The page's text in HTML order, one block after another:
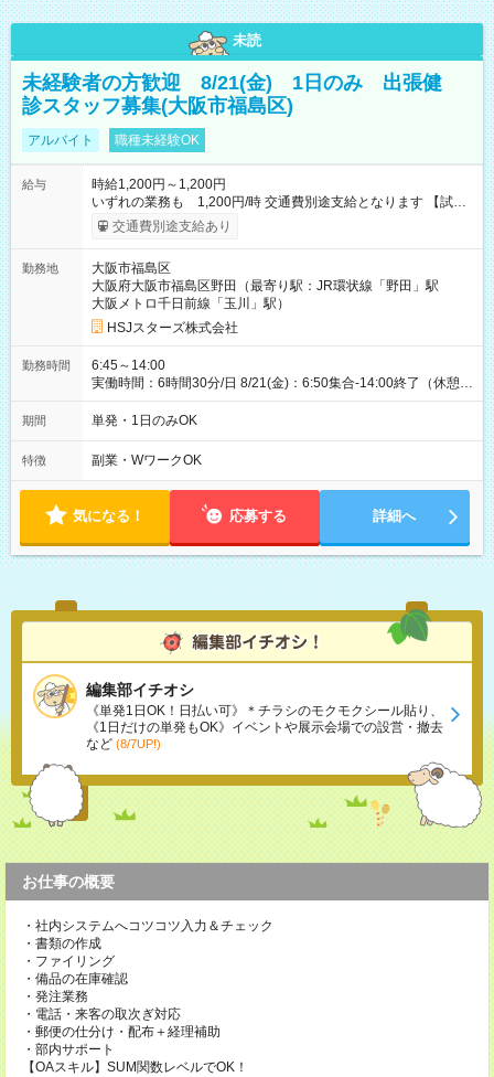
未読
未経験者の方歓迎 8/21(金) 1日のみ 出張健
診スタッフ募集(大阪市福島区)
アルバイト 職種未経験OK
給与
時給1,200円～1,200円
いずれの業務も 1,200円/時 交通費別途支給となります 【試用
期間】試用期間なし
交通費別途支給あり
勤務地
大阪市福島区
大阪府大阪市福島区野田（最寄り駅：JR環状線「野田」駅
大阪メトロ千日前線「玉川」駅）
HSJスターズ株式会社
勤務時間
6:45～14:00
実働時間：6時間30分/日 8/21(金)：6:50集合-14:00終了（休憩
45分)
期間 単発・1日のみOK
特徴 副業・WワークOK
気になる！ 応募する 詳細へ
編集部イチオシ
《単発1日OK！日払い可》＊チラシのモクモクシール貼り、
《1日だけの単発もOK》イベントや展示会場での設営・撤去
など (8/7UP!)
お仕事の概要
・社内システムへコツコツ入力＆チェック
・書類の作成
・ファイリング
・備品の在庫確認
・発注業務
・電話・来客の取次ぎ対応
・郵便の仕分け・配布＋経理補助
・部内サポート
【OAスキル】SUM関数レベルでOK！